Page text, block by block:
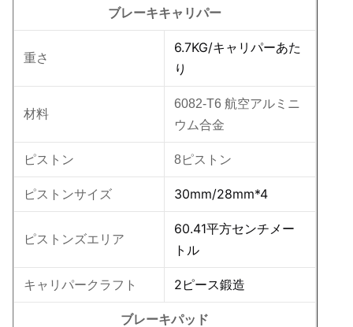
ブレーキキャリパー
重さ
6.7KG/キャリパーあた
り
材料
6082-T6 航空アルミニ
ウム合金
ピストン 8ピストン
ピストンサイズ 30mm/28mm*4
ピストンズエリア
60.41平方センチメー
トル
キャリパークラフト 2ピース鍛造
ブレーキパッド